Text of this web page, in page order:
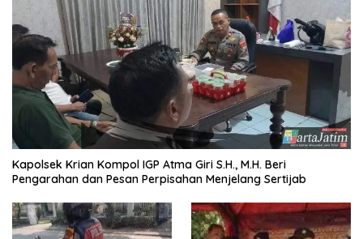
Kapolsek Krian Kompol IGP Atma Giri S.H., M.H. Beri
Pengarahan dan Pesan Perpisahan Menjelang Sertijab